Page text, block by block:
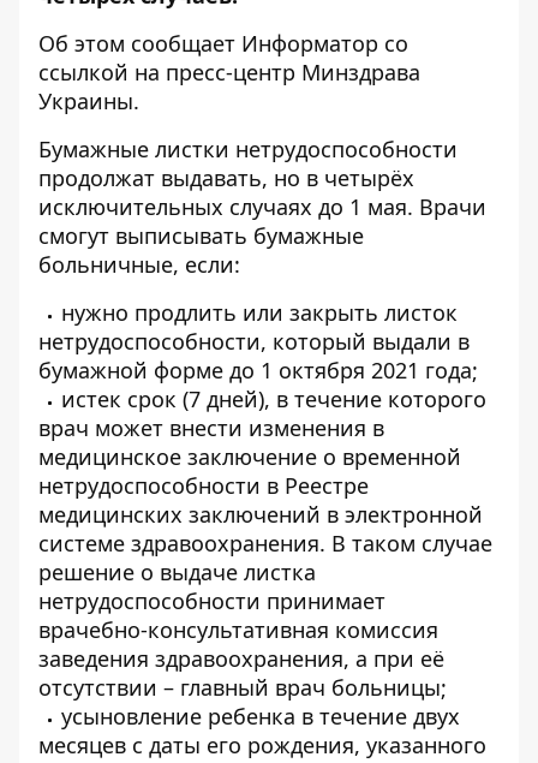
Об этом сообщает Информатор со
ссылкой на пресс-центр Минздрава
Украины.
Бумажные листки нетрудоспособности
продолжат выдавать, но в четырёх
исключительных случаях до 1 мая. Врачи
смогут выписывать бумажные
больничные, если:
нужно продлить или закрыть листок
нетрудоспособности, который выдали в
бумажной форме до 1 октября 2021 года;
истек срок (7 дней), в течение которого
врач может внести изменения в
медицинское заключение о временной
нетрудоспособности в Реестре
медицинских заключений в электронной
системе здравоохранения. В таком случае
решение о выдаче листка
нетрудоспособности принимает
врачебно-консультативная комиссия
заведения здравоохранения, а при её
отсутствии – главный врач больницы;
усыновление ребенка в течение двух
месяцев с даты его рождения, указанного